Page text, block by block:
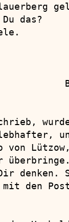
das?
von
Dir
mit den